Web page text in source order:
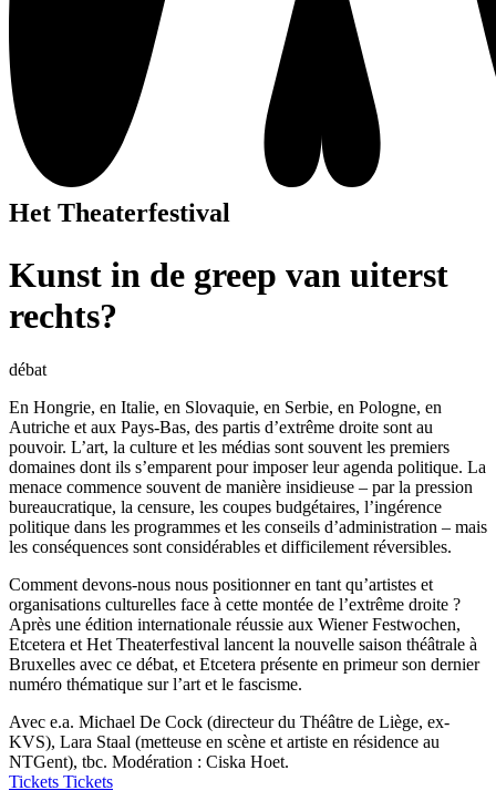
Het Theaterfestival
Kunst in de greep van uiterst
rechts?
débat
En Hongrie, en Italie, en Slovaquie, en Serbie, en Pologne, en
Autriche et aux Pays-Bas, des partis d’extrême droite sont au
pouvoir. L’art, la culture et les médias sont souvent les premiers
domaines dont ils s’emparent pour imposer leur agenda politique. La
menace commence souvent de manière insidieuse – par la pression
bureaucratique, la censure, les coupes budgétaires, l’ingérence
politique dans les programmes et les conseils d’administration – mais
les conséquences sont considérables et difficilement réversibles.
Comment devons-nous nous positionner en tant qu’artistes et
organisations culturelles face à cette montée de l’extrême droite ?
Après une édition internationale réussie aux Wiener Festwochen,
Etcetera et Het Theaterfestival lancent la nouvelle saison théâtrale à
Bruxelles avec ce débat, et Etcetera présente en primeur son dernier
numéro thématique sur l’art et le fascisme.
Avec e.a. Michael De Cock (directeur du Théâtre de Liège, ex-
KVS), Lara Staal (metteuse en scène et artiste en résidence au
NTGent), tbc. Modération : Ciska Hoet.
Tickets Tickets